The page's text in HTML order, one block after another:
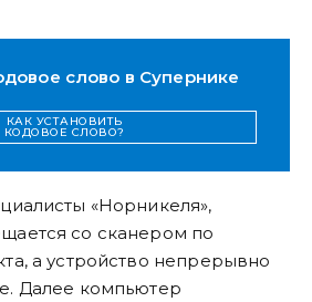
слово в Супернике
КАК УСТАНОВИТЬ
КОДОВОЕ СЛОВО?
«Норникеля»,
со сканером по
а устройство непрерывно
Далее компьютер